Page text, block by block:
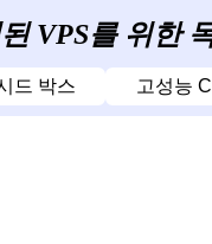
VPS를 위한
드 박스 고성능